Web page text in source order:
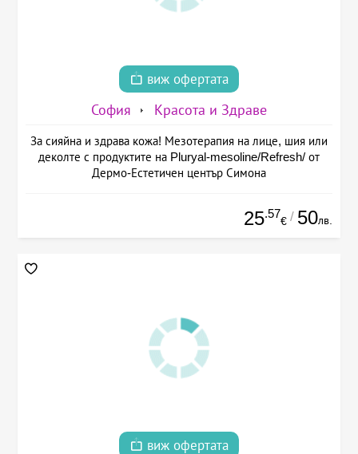
виж офертата
София Красота и Здраве
За сияйна и здрава кожа! Мезотерапия на лице, шия или
деколте с продуктите на Pluryal-mesoline/Refresh/ от
Дермо-Естетичен център Симона
25.57
€ / 50лв.
виж офертата